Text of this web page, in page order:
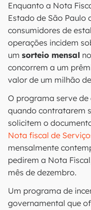
Enquanto a Nota
Estado de São Paulo
consumidores de
operações incidem
um sorteio mensal
concorrem a um
valor de um milhão
O programa serve de
quando contratarem
solicitem o
Nota fiscal de
mensalmente
pedirem a Nota
mês de dezembro.
Um programa de
governamental que